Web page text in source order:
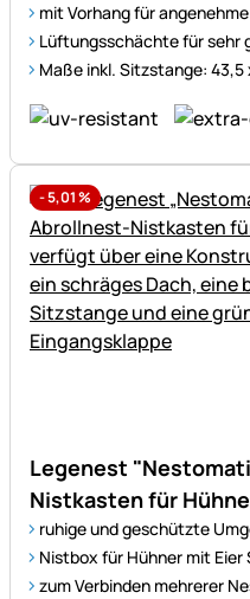
mit Vorhang für
Lüftungsschächte für sehr
Maße inkl. Sitzstange:
-5,01%
Legenest
Nistkasten für
ruhige und geschützte
Nistbox für Hühner mit Eier
zum Verbinden mehrerer